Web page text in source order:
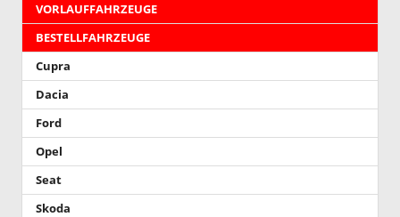
VORLAUFFAHRZEUGE
BESTELLFAHRZEUGE
Cupra
Dacia
Ford
Opel
Seat
Skoda